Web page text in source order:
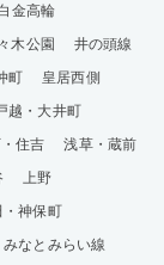
金高輪
木公園
井の頭線
町
皇居西側
越・大井町
住吉
浅草・蔵前
上野
・神保町
みなとみらい線